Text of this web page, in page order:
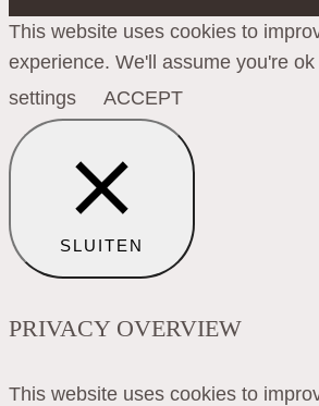
This website uses cookies to
experience. We'll assume you're
settings
ACCEPT
SLUITEN
PRIVACY OVERVIEW
This website uses cookies to